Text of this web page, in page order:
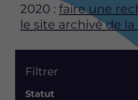
2020 : faire une
le site archivé de la
Filtrer
Statut